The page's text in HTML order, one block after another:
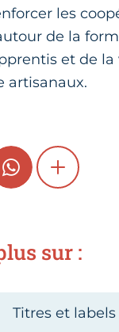
les
de la
et de la
artisanaux.
WHATSAPP
SHOW
sur :
Titres et labels